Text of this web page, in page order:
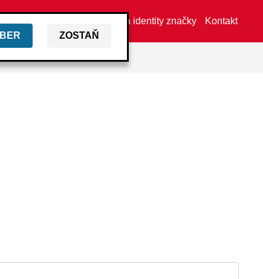
ZOSTAŇ
Aktíva identity značky Kontakt